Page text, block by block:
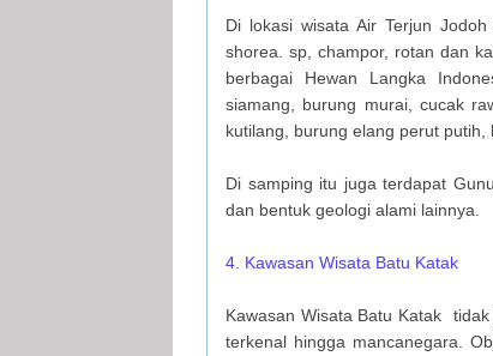
Di lokasi wisata Air Terjun
shorea. sp, champor, rotan dan
berbagai Hewan Langka
siamang, burung murai, cucak
kutilang, burung elang perut
Di samping itu juga terdapat
dan bentuk geologi alami lainnya.
4. Kawasan Wisata Batu Katak
Kawasan Wisata Batu Katak
terkenal hingga mancanegara.